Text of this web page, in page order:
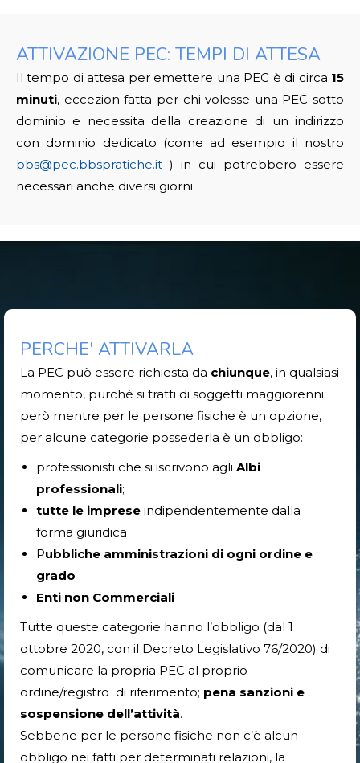
ATTIVAZIONE PEC: TEMPI DI ATTESA
Il tempo di attesa per emettere una PEC è di circa 15
minuti, eccezion fatta per chi volesse una PEC sotto
dominio e necessita della creazione di un indirizzo
con dominio dedicato (come ad esempio il nostro
bbs@pec.bbspratiche.it ) in cui potrebbero essere
necessari anche diversi giorni.
PERCHE' ATTIVARLA
La PEC può essere richiesta da chiunque, in qualsiasi
momento, purché si tratti di soggetti maggiorenni;
però mentre per le persone fisiche è un opzione,
per alcune categorie possederla è un obbligo:
professionisti che si iscrivono agli Albi
professionali;
tutte le imprese indipendentemente dalla
forma giuridica
Pubbliche amministrazioni di ogni ordine e
grado
Enti non Commerciali
Tutte queste categorie hanno l’obbligo (dal 1
ottobre 2020, con il Decreto Legislativo 76/2020) di
comunicare la propria PEC al proprio
ordine/registro di riferimento; pena sanzioni e
sospensione dell’attività.
Sebbene per le persone fisiche non c’è alcun
obbligo nei fatti per determinati relazioni, la